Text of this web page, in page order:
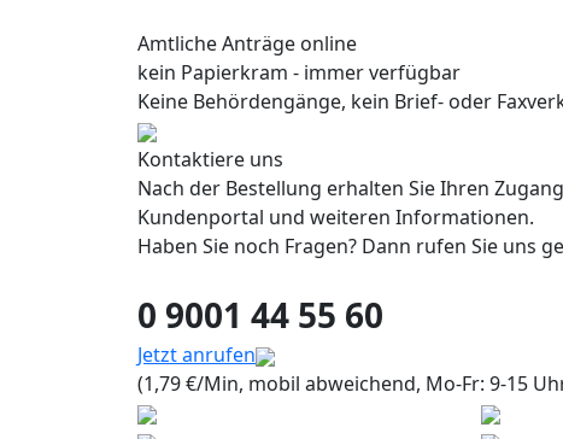
Amtliche Anträge online
kein Papierkram - immer verfügbar
Keine Behördengänge, kein Brief- oder
Kontaktiere uns
Nach der Bestellung erhalten Sie Ihren
Kundenportal und weiteren Informationen.
Haben Sie noch Fragen? Dann rufen Sie uns
0 9001 44 55 60
Jetzt anrufen
(1,79 €/Min, mobil abweichend, Mo-Fr: 9-15